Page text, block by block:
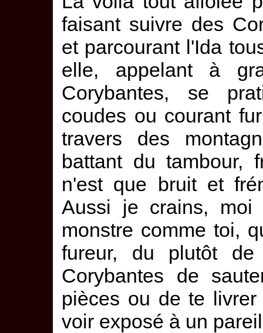
faisant suivre des
et parcourant l'Ida
elle, appelant à
Corybantes, se
coudes ou courant
travers des
battant du tambour,
n'est que bruit et
Aussi je crains,
monstre comme toi,
fureur, du plutôt
Corybantes de
pièces ou de te
voir exposé à un